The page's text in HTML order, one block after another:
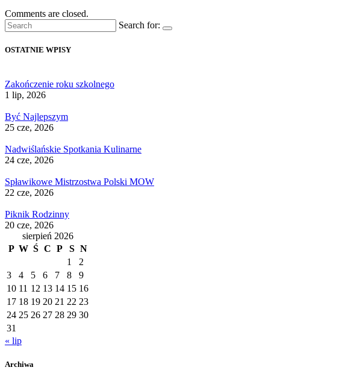
Comments are closed.
Search for:
OSTATNIE WPISY
Zakończenie roku szkolnego
1 lip, 2026
Być Najlepszym
25 cze, 2026
Nadwiślańskie Spotkania Kulinarne
24 cze, 2026
Spławikowe Mistrzostwa Polski MOW
22 cze, 2026
Piknik Rodzinny
20 cze, 2026
sierpień 2026
P W Ś C P S N
1
2
3
4 5 6 7 8
9
10 11 12 13 14 15 16
17 18 19 20 21 22 23
24 25 26 27 28 29 30
31
« lip
Archiwa